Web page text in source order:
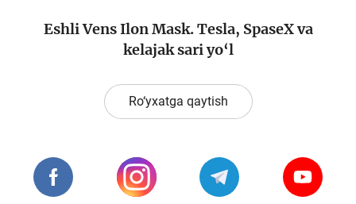
Eshli Vens Ilon Mask. Tesla, SpaseX va
kelajak sari yo‘l
Ro‘yxatga qaytish